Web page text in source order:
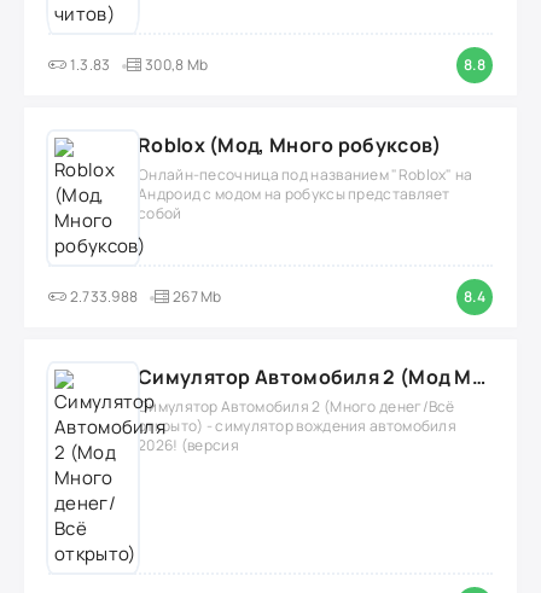
1.3.83 300,8 Mb 8.8
Roblox (Мод, Много робуксов)
Онлайн-песочница под названием "Roblox" на
Андроид с модом на робуксы представляет
собой
2.733.988 267 Mb 8.4
Симулятор Автомобиля 2 (Мод Много денег/Всё открыто)
Симулятор Автомобиля 2 (Много денег/Всё
открыто) - симулятор вождения автомобиля
2026! (версия